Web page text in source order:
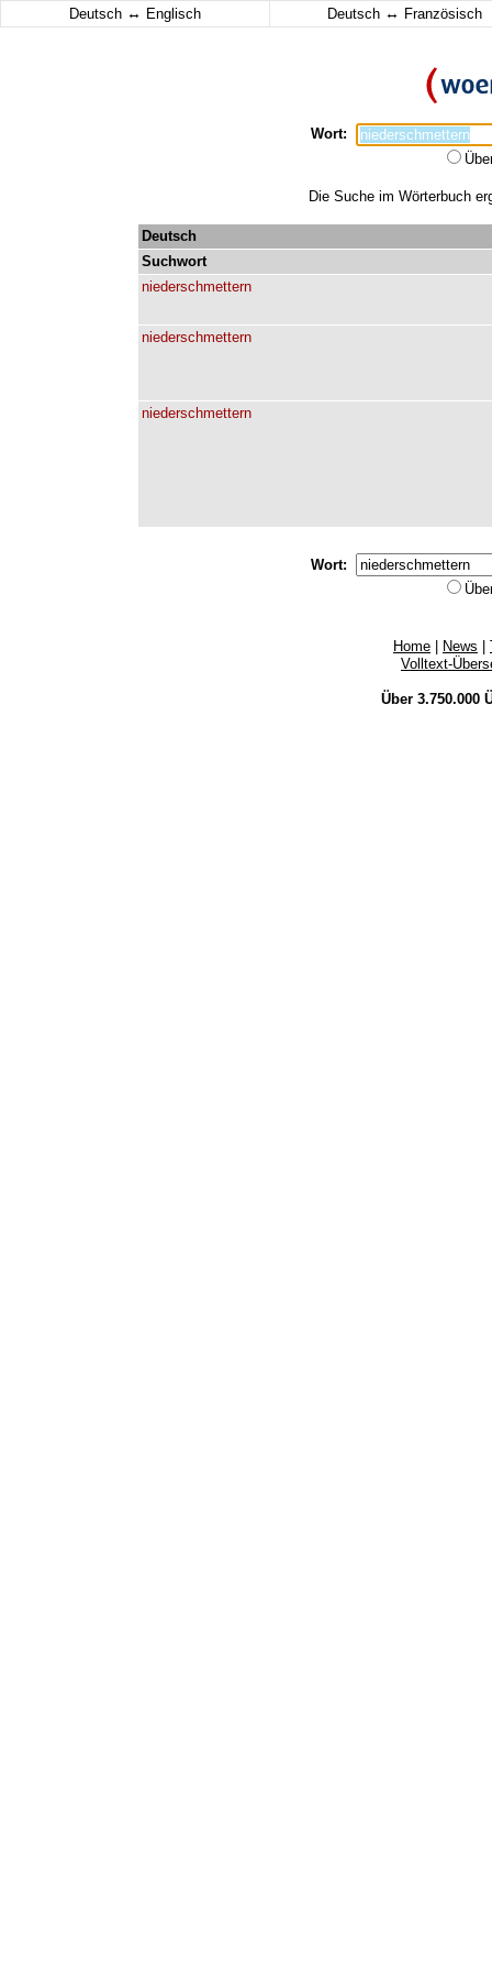
Deutsch ↔ Englisch Deutsch ↔ Französisch
Wort:
Die Suche im Wörterbuch
Deutsch
Suchwort
niederschmettern
niederschmettern
niederschmettern
Wort:
Home News
Volltext-
Über 3.750.000